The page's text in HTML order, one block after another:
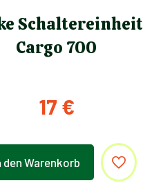
Schaltereinheit
Cargo 700
17 €
den Warenkorb